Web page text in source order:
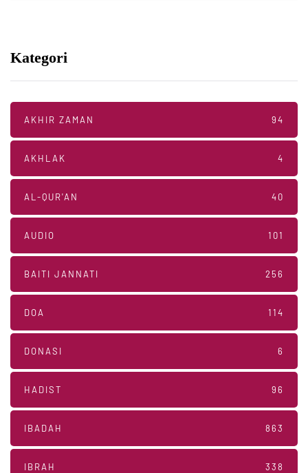
Kategori
AKHIR ZAMAN 94
AKHLAK 4
AL-QUR'AN 40
AUDIO 101
BAITI JANNATI 256
DOA 114
DONASI 6
HADIST 96
IBADAH 863
IBRAH 338